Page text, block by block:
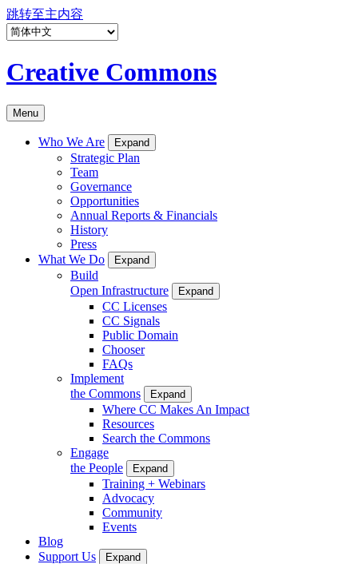
跳转至主内容
Creative Commons
Menu
Who We Are Expand
Strategic Plan
Team
Governance
Opportunities
Annual Reports & Financials
History
Press
What We Do
Expand
Build
Open Infrastructure
Expand
CC Licenses
CC Signals
Public Domain
Chooser
FAQs
Implement
the Commons
Expand
Where CC Makes An Impact
Resources
Search the Commons
Engage
the People
Expand
Training + Webinars
Advocacy
Community
Events
Blog
Support Us
Expand